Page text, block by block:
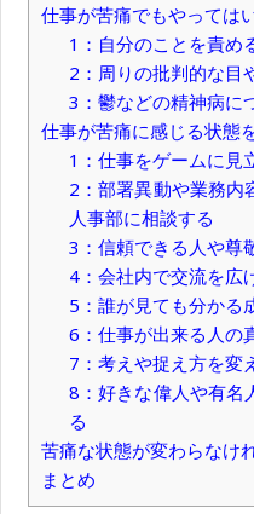
仕事が苦痛でもやっては
1：自分のことを責め
2：周りの批判的な目
3：鬱などの精神病に
仕事が苦痛に感じる状態
1：仕事をゲームに見
2：部署異動や業務内
人事部に相談する
3：信頼できる人や尊
4：会社内で交流を広
5：誰が見ても分かる
6：仕事が出来る人の
7：考えや捉え方を変
8：好きな偉人や有名
る
苦痛な状態が変わらなけ
まとめ